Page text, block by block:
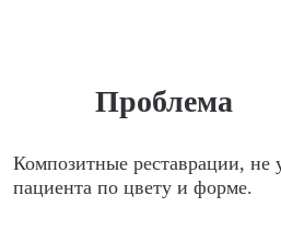
Проблема
Композитные реставрации, не
пациента по цвету и форме.